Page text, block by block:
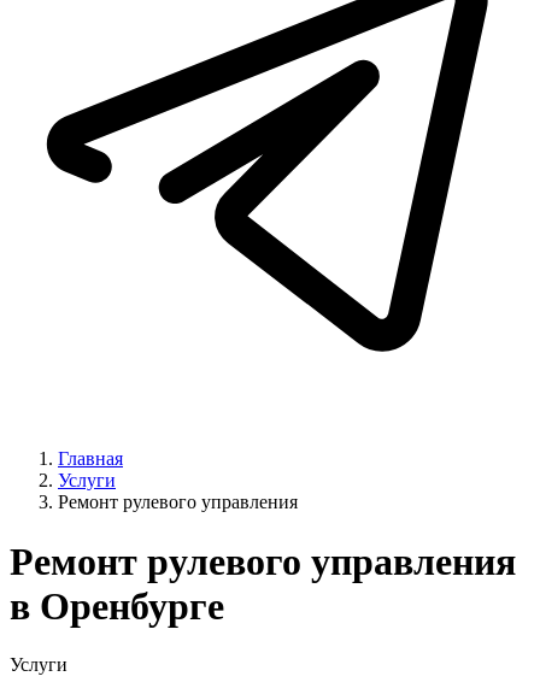
Главная
Услуги
Ремонт рулевого управления
Ремонт рулевого управления
в Оренбурге
Услуги